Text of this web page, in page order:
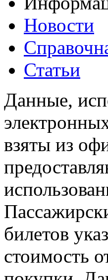
Новости
Статьи
Данные,
взяты из
билетов
стоимость